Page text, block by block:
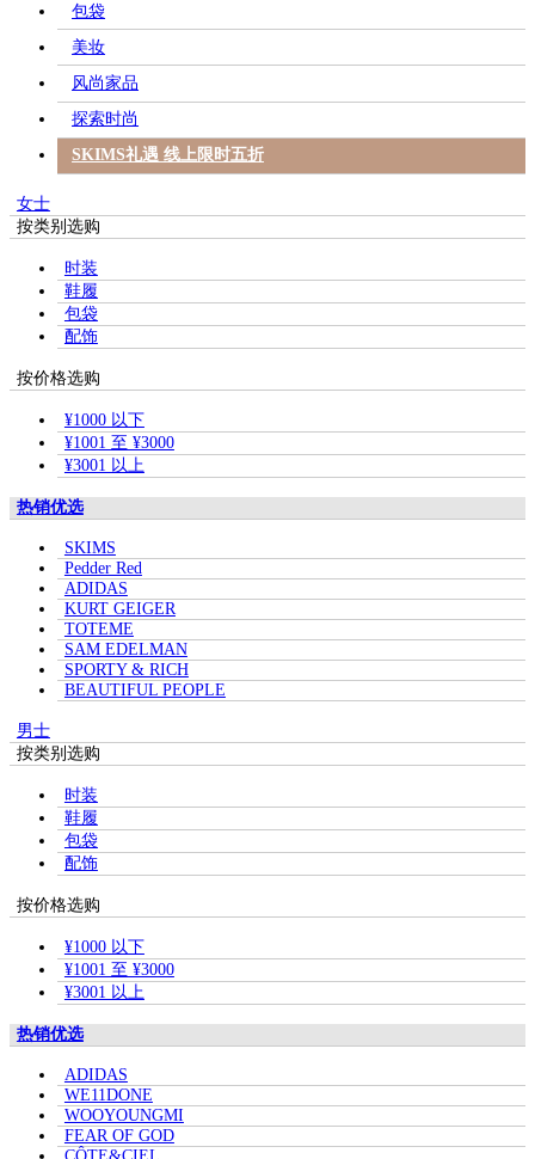
包袋
美妆
风尚家品
探索时尚
SKIMS礼遇 线上限时五折
女士
按类别选购
时装
鞋履
包袋
配饰
按价格选购
¥1000 以下
¥1001 至 ¥3000
¥3001 以上
热销优选
SKIMS
Pedder Red
ADIDAS
KURT GEIGER
TOTEME
SAM EDELMAN
SPORTY & RICH
BEAUTIFUL PEOPLE
男士
按类别选购
时装
鞋履
包袋
配饰
按价格选购
¥1000 以下
¥1001 至 ¥3000
¥3001 以上
热销优选
ADIDAS
WE11DONE
WOOYOUNGMI
FEAR OF GOD